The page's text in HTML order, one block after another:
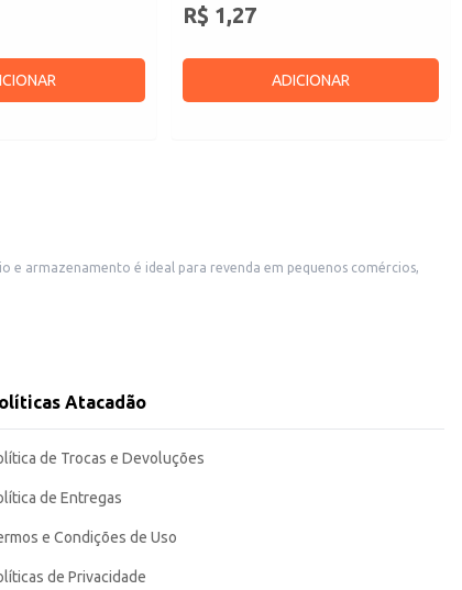
R$ 1,27
ADICIONAR
Atacadão
de Trocas e Devoluções
de Entregas
e Condições de Uso
de Privacidade